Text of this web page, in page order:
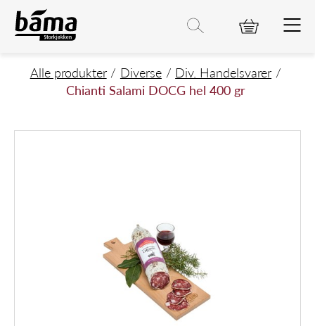
Chianti Salami DOCG hel 400 gr
Hovedinnhold
Hovedmeny
Hovedmeny
Alle produkter Diverse
Div. Handelsvarer
Chianti Salami DOCG hel 400 gr